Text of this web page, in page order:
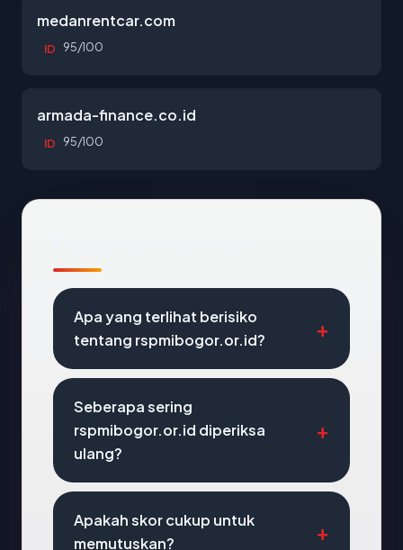
medanrentcar.com
ID 95/100
armada-finance.co.id
ID 95/100
Apa yang terlihat berisiko
tentang rspmibogor.or.id?
Seberapa sering
rspmibogor.or.id diperiksa
ulang?
Apakah skor cukup untuk
memutuskan?